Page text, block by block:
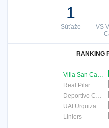
VS
1
Súťaže
RANKING
Villa San Carlos
Real Pilar
Deportivo Camioneros
UAI Urquiza
Liniers